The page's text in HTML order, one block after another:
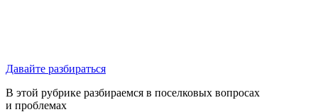
Давайте разбираться
В этой рубрике разбираемся в поселковых вопросах
и проблемах